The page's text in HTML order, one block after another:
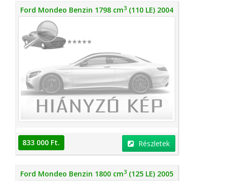
Ford Mondeo Benzin 1798 cm3 (110 LE) 2004
833 000 Ft. Részletek
Ford Mondeo Benzin 1800 cm3 (125 LE) 2005